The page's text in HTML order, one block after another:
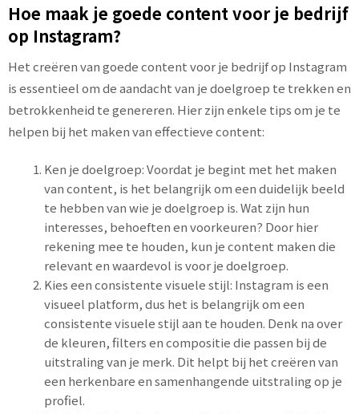
Hoe maak je goede content voor je bedrijf
op Instagram?
Het creëren van goede content voor je bedrijf op Instagram
is essentieel om de aandacht van je doelgroep te trekken en
betrokkenheid te genereren. Hier zijn enkele tips om je te
helpen bij het maken van effectieve content:
Ken je doelgroep: Voordat je begint met het maken
van content, is het belangrijk om een duidelijk beeld
te hebben van wie je doelgroep is. Wat zijn hun
interesses, behoeften en voorkeuren? Door hier
rekening mee te houden, kun je content maken die
relevant en waardevol is voor je doelgroep.
Kies een consistente visuele stijl: Instagram is een
visueel platform, dus het is belangrijk om een
consistente visuele stijl aan te houden. Denk na over
de kleuren, filters en compositie die passen bij de
uitstraling van je merk. Dit helpt bij het creëren van
een herkenbare en samenhangende uitstraling op je
profiel.